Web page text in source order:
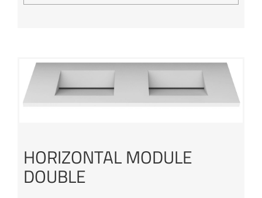
HORIZONTAL MODULE
DOUBLE